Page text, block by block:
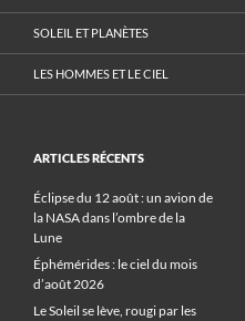
SOLEIL ET PLANÈTES
LES HOMMES ET LE CIEL
ARTICLES RÉCENTS
Éclipse du 12 août : un avion de
la NASA dans l’ombre de la
Lune
Éphémérides : le ciel du mois
d’août 2026
Le Soleil se lève, rougi par les